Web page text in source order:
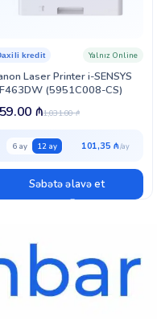
göstərməsini dəstəkləyir.
Laser Printer i-SENSYS
(5951C008-CS)
kredit Yalnız Online
1,031.00₼
₼
6 ay 12 ay 101,35 ₼
Səbətə əlavə et